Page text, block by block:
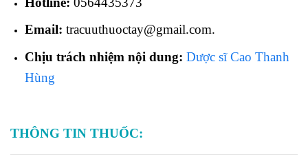
Email: tracuuthuoctay@gmail.com.
Chịu trách nhiệm nội dung: Dược sĩ Cao Thanh
Hùng
THÔNG TIN THUỐC: